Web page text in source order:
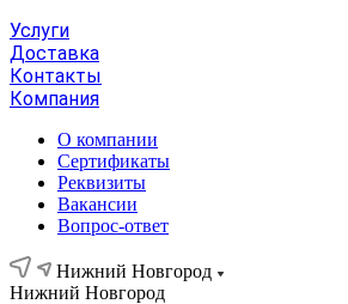
Услуги
Доставка
Контакты
Компания
О компании
Сертификаты
Реквизиты
Вакансии
Вопрос-ответ
Нижний Новгород
Нижний Новгород